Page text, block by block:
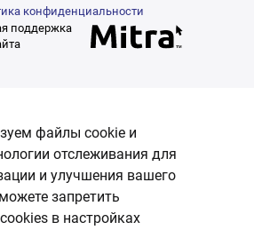
конфиденциальности
поддержка
файлы cookie и
отслеживания для
и улучшения вашего
запретить
в настройках